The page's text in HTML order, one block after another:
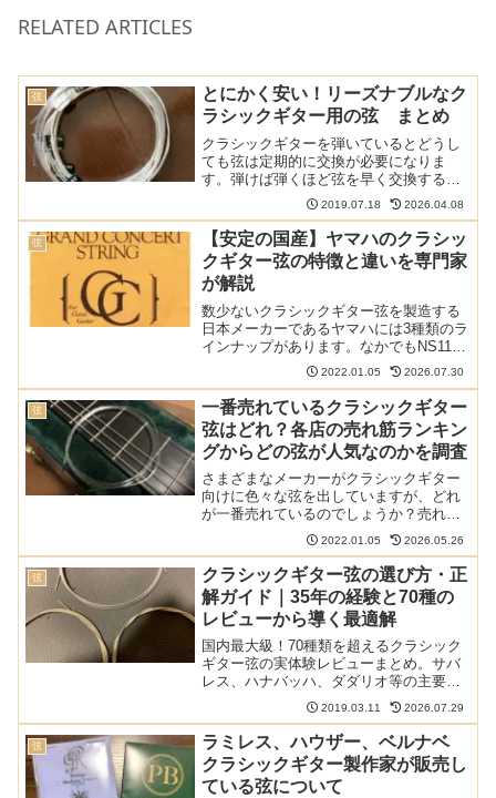
RELATED ARTICLES
弦
とにかく安い！リーズナブルなク
ラシックギター用の弦 まとめ
クラシックギターを弾いているとどうし
ても弦は定期的に交換が必要になりま
す。弾けば弾くほど弦を早く交換するこ
とになりどうしてもランニングコストが
高くなります。弦メーカー各社はこのこ
とをわかっていて、格安のギター弦をリ
リースしています。そんな安...
2019.07.18 2026.04.08
弦
【安定の国産】ヤマハのクラシッ
クギター弦の特徴と違いを専門家
が解説
数少ないクラシックギター弦を製造する
日本メーカーであるヤマハには3種類のラ
インナップがあります。なかでもNS110
は価格の安さから人気があるようです。
この記事ではクラシックギター歴30年以
上の管理人が、これまでに実際に自分の
楽器（ハウザーや...
2022.01.05 2026.07.30
弦
一番売れているクラシックギター
弦はどれ？各店の売れ筋ランキン
グからどの弦が人気なのかを調査
さまざまなメーカーがクラシックギター
向けに色々な弦を出していますが、どれ
が一番売れているのでしょうか？売れ筋
ランキングを公開している店の情報を調
査したところ、一番人気の弦が明らかと
なりました。以下の記事で本ブログの弦
のレビュー/感想/情報記...
2022.01.05 2026.05.26
弦
クラシックギター弦の選び方・正
解ガイド｜35年の経験と70種の
レビューから導く最適解
国内最大級！70種類を超えるクラシック
ギター弦の実体験レビューまとめ。サバ
レス、ハナバッハ、ダダリオ等の主要メ
ーカーから希少なスペイン弦まで網羅。
比較早見表やショートカットリンクで、
気になる弦の評価へすぐ辿り着けます。
弦選びに迷う全てのギタリスト必見の保
存版ガイド。
2019.03.11 2026.07.29
弦
ラミレス、ハウザー、ベルナベ
クラシックギター製作家が販売し
ている弦について